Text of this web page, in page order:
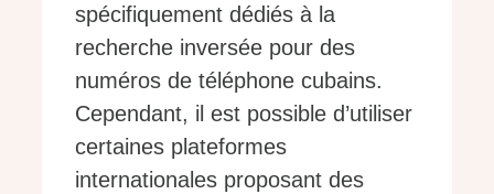
spécifiquement dédiés à la
recherche inversée pour des
numéros de téléphone cubains.
Cependant, il est possible d’utiliser
certaines plateformes
internationales proposant des